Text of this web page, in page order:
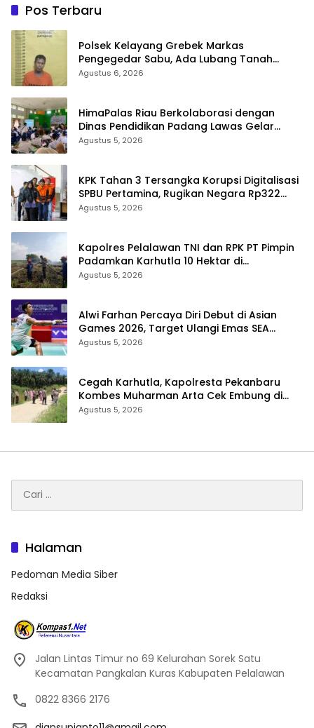
Pos Terbaru
Polsek Kelayang Grebek Markas
Pengegedar Sabu, Ada Lubang Tanah
Agustus 6, 2026
HimaPalas Riau Berkolaborasi dengan
Dinas Pendidikan Padang Lawas Gelar
Pelatihan OSIS SMP se-Kabupaten Padang
Agustus 5, 2026
KPK Tahan 3 Tersangka Korupsi Digitalisasi
SPBU Pertamina, Rugikan Negara Rp322
Miliar
Agustus 5, 2026
Kapolres Pelalawan TNI dan RPK PT Pimpin
Padamkan Karhutla 10 Hektar di
Kerumutan, Water Bombing Diterjunkan
Agustus 5, 2026
Alwi Farhan Percaya Diri Debut di Asian
Games 2026, Target Ulangi Emas SEA
Games
Agustus 5, 2026
Cegah Karhutla, Kapolresta Pekanbaru
Kombes Muharman Arta Cek Embung di
Payung Sekaki dan Tenayan Raya
Agustus 5, 2026
untuk:
Halaman
Pedoman Media Siber
Redaksi
Jalan Lintas Timur no 69 Kelurahan Sorek Satu
Kecamatan Pangkalan Kuras Kabupaten Pelalawan
0822 8366 2176